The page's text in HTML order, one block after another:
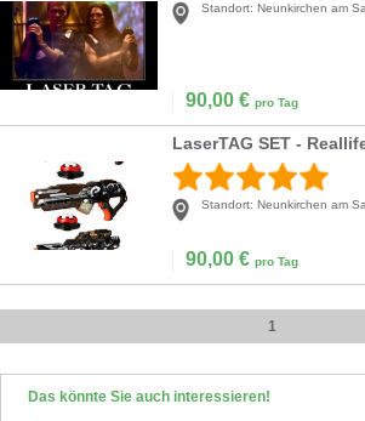
Standort: Neunkirchen am
90,00 € pro Tag
Standort: Neunkirchen am
90,00 € pro Tag
1
Das könnte Sie auch interessieren!